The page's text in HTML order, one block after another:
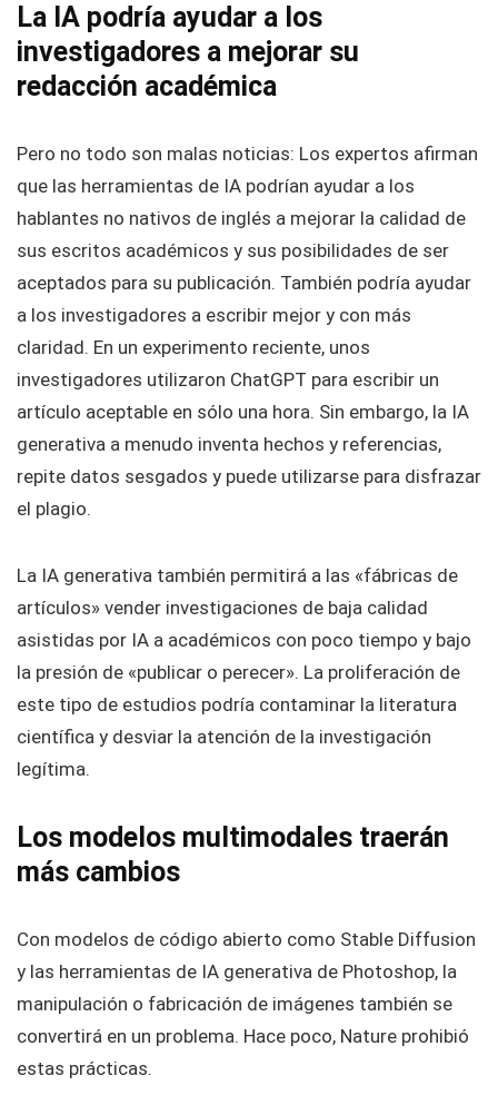
La IA podría ayudar a los
investigadores a mejorar su
redacción académica
Pero no todo son malas noticias: Los expertos afirman
que las herramientas de IA podrían ayudar a los
hablantes no nativos de inglés a mejorar la calidad de
sus escritos académicos y sus posibilidades de ser
aceptados para su publicación. También podría ayudar
a los investigadores a escribir mejor y con más
claridad. En un experimento reciente, unos
investigadores utilizaron ChatGPT para escribir un
artículo aceptable en sólo una hora. Sin embargo, la IA
generativa a menudo inventa hechos y referencias,
repite datos sesgados y puede utilizarse para disfrazar
el plagio.
La IA generativa también permitirá a las «fábricas de
artículos» vender investigaciones de baja calidad
asistidas por IA a académicos con poco tiempo y bajo
la presión de «publicar o perecer». La proliferación de
este tipo de estudios podría contaminar la literatura
científica y desviar la atención de la investigación
legítima.
Los modelos multimodales traerán
más cambios
Con modelos de código abierto como Stable Diffusion
y las herramientas de IA generativa de Photoshop, la
manipulación o fabricación de imágenes también se
convertirá en un problema. Hace poco, Nature prohibió
estas prácticas.